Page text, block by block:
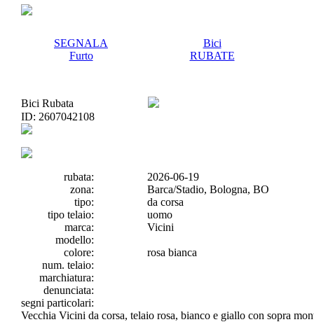
SEGNALA
Furto
Bici
RUBATE
Bici Rubata
ID: 2607042108
rubata:
2026-06-19
zona:
Barca/Stadio, Bologna, BO
tipo:
da corsa
tipo telaio:
uomo
marca:
Vicini
modello:
colore:
rosa bianca
num. telaio:
marchiatura:
denunciata:
segni particolari:
Vecchia Vicini da corsa, telaio rosa, bianco e giallo con sopra